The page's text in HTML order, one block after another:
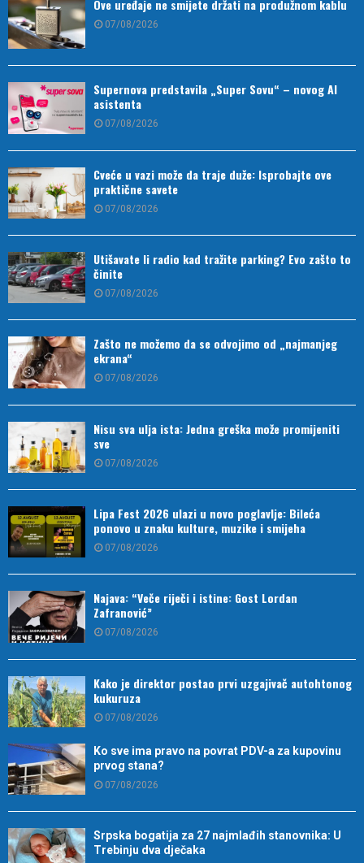
Ove uređaje ne smijete držati na produžnom kablu
07/08/2026
Supernova predstavila „Super Sovu“ – novog AI
asistenta
07/08/2026
Cveće u vazi može da traje duže: Isprobajte ove
praktične savete
07/08/2026
Utišavate li radio kad tražite parking? Evo zašto to
činite
07/08/2026
Zašto ne možemo da se odvojimo od „najmanjeg
ekrana“
07/08/2026
Nisu sva ulja ista: Jedna greška može promijeniti
sve
07/08/2026
Lipa Fest 2026 ulazi u novo poglavlje: Bileća
ponovo u znaku kulture, muzike i smijeha
07/08/2026
Najava: “Veče riječi i istine: Gost Lordan
Zafranović”
07/08/2026
Kako je direktor postao prvi uzgajivač autohtonog
kukuruza
07/08/2026
Ko sve ima pravo na povrat PDV-a za kupovinu
prvog stana?
07/08/2026
Srpska bogatija za 27 najmlađih stanovnika: U
Trebinju dva dječaka